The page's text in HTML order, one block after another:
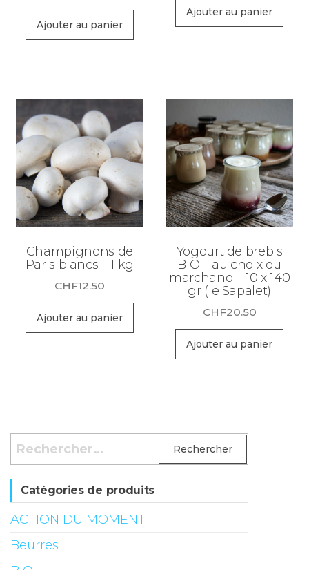
Ajouter au panier
Ajouter au panier
Champignons de
Paris blancs – 1 kg
CHF12.50
Ajouter au panier
Yogourt de brebis
BIO – au choix du
marchand – 10 x 140
gr (le Sapalet)
CHF20.50
Ajouter au panier
Rechercher :
Catégories de produits
ACTION DU MOMENT
Beurres